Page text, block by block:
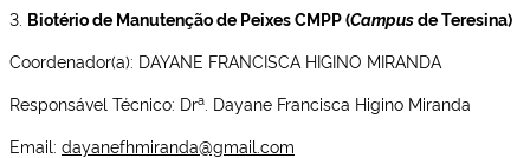
3. Biotério de Manutenção de Peixes CMPP (Campusde Teresina)
Coordenador(a): DAYANE FRANCISCA HIGINO MIRANDA
Responsável Técnico: Dra . Dayane Francisca Higino Miranda
Email: dayanefhmiranda@gmail.com